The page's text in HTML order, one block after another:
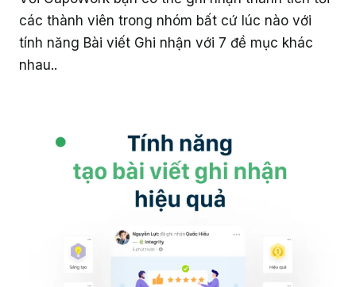
các thành viên trong nhóm bất cứ lúc nào với
tính năng Bài viết Ghi nhận với 7 đề mục khác
nhau..